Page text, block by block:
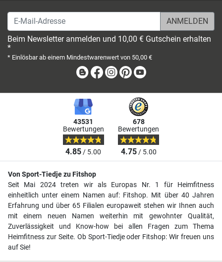
E-Mail-Adresse
Beim Newsletter anmelden und 10,00 € Gutschein erhalten
*
* Einlösbar ab einem Mindestwarenwert von 50,00 €
BlogFacebook
Instagram
Pinterest
43531
Bewertungen
4.85/ 5.00
678
Bewertungen
4.75/ 5.00
Von Sport-Tiedje zu Fitshop
Seit Mai 2024 treten wir als Europas Nr. 1 für Heimfitness
einheitlich unter einem Namen auf: Fitshop. Mit über 40 Jahren
Erfahrung und über 65 Filialen europaweit stehen wir Ihnen auch
mit einem neuen Namen weiterhin mit gewohnter Qualität,
Zuverlässigkeit und Know-how bei allen Fragen zum Thema
Heimfitness zur Seite. Ob Sport-Tiedje oder Fitshop: Wir freuen uns
auf Sie!